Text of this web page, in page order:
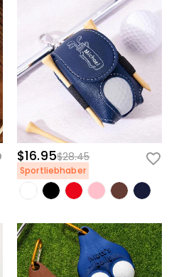
$16.95$28.45
Sportliebhaber